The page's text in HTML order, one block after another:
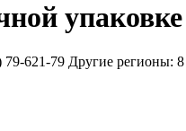
79 Другие регионы: 8